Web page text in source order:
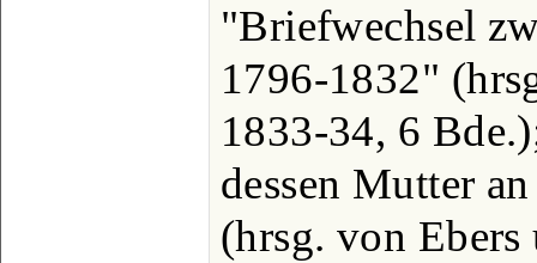
"Briefwechsel
1796-1832"
1833-34, 6
dessen Mutter
(hrsg. von